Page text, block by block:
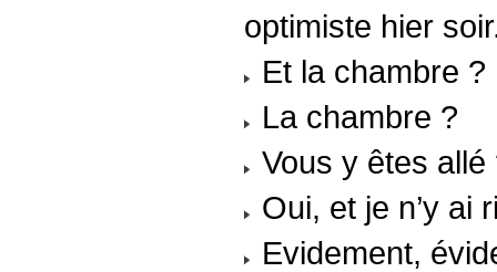
optimiste hier
Et la chambre ?
La chambre ?
Vous y êtes allé
Oui, et je n’y ai
Evidement,